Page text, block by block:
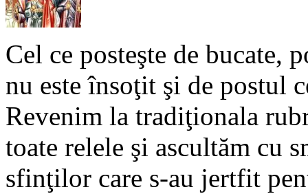
Cel ce posteşte de bucate,
nu este însoţit şi de postul
Revenim la tradiţionala
toate relele şi ascultăm cu
sfinţilor care s-au jertfit